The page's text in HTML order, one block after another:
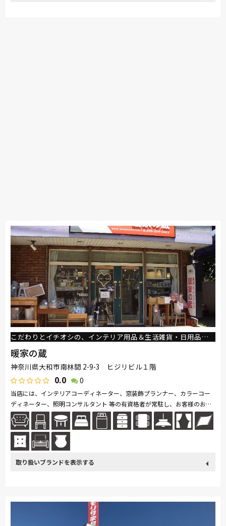
こだわりとイチオシの、インテリア用品＆生活雑貨・日用品のお店です
暖家の蔵
神奈川県大和市南林間 2-9-3 ヒジリビル１階
0.0 0
当店には、インテリアコーディネーター、窓装飾プランナー、カラーコー
ディネーター、照明コンサルタント 等の有資格者が常駐し、お客様のお買
い物、ご相談に心を込めてご対応・お手伝い、させていただきます。 ★...
続きを読む
SIMMONS 日本ベッド 東京ベッド ドリームベッド
マルニ木工